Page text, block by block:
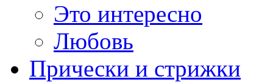
Это интересно
Любовь
Прически и стрижки